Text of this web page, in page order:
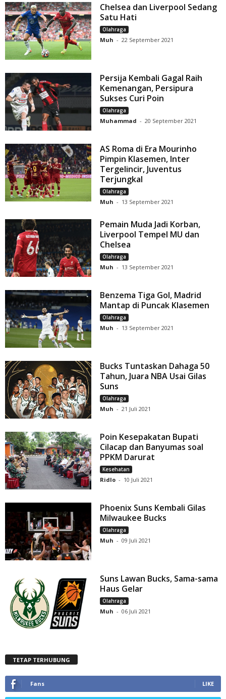
Chelsea dan Liverpool Sedang
Satu Hati
Olahraga
Muh - 22 September 2021
Persija Kembali Gagal Raih
Kemenangan, Persipura
Sukses Curi Poin
Olahraga
Muhammad - 20 September 2021
AS Roma di Era Mourinho
Pimpin Klasemen, Inter
Tergelincir, Juventus
Terjungkal
Olahraga
Muh - 13 September 2021
Pemain Muda Jadi Korban,
Liverpool Tempel MU dan
Chelsea
Olahraga
Muh - 13 September 2021
Benzema Tiga Gol, Madrid
Mantap di Puncak Klasemen
Olahraga
Muh - 13 September 2021
Bucks Tuntaskan Dahaga 50
Tahun, Juara NBA Usai Gilas
Suns
Olahraga
Muh - 21 Juli 2021
Poin Kesepakatan Bupati
Cilacap dan Banyumas soal
PPKM Darurat
Kesehatan
Ridlo - 10 Juli 2021
Phoenix Suns Kembali Gilas
Milwaukee Bucks
Olahraga
Muh - 09 Juli 2021
Suns Lawan Bucks, Sama-sama
Haus Gelar
Olahraga
Muh - 06 Juli 2021
TETAP TERHUBUNG
Fans LIKE